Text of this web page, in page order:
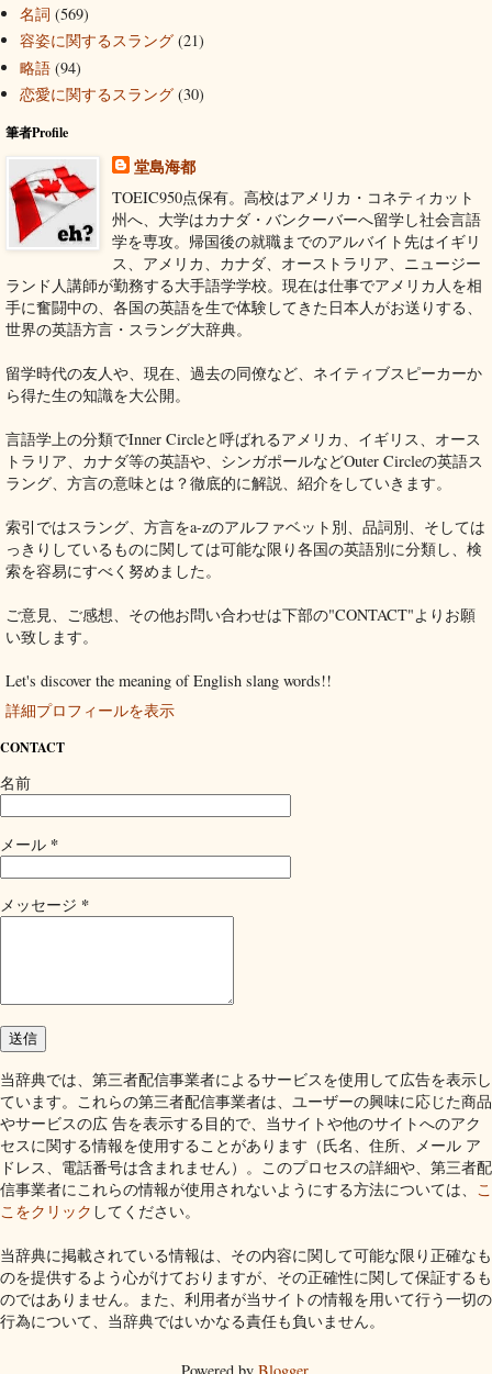
名詞 (569)
容姿に関するスラング (21)
略語 (94)
恋愛に関するスラング (30)
筆者Profile
堂島海都
TOEIC950点保有。高校はアメリカ・コネティカット
州へ、大学はカナダ・バンクーバーへ留学し社会言語
学を専攻。帰国後の就職までのアルバイト先はイギリ
ス、アメリカ、カナダ、オーストラリア、ニュージー
ランド人講師が勤務する大手語学学校。現在は仕事でアメリカ人を相
手に奮闘中の、各国の英語を生で体験してきた日本人がお送りする、
世界の英語方言・スラング大辞典。
留学時代の友人や、現在、過去の同僚など、ネイティブスピーカーか
ら得た生の知識を大公開。
言語学上の分類でInner Circleと呼ばれるアメリカ、イギリス、オース
トラリア、カナダ等の英語や、シンガポールなどOuter Circleの英語ス
ラング、方言の意味とは？徹底的に解説、紹介をしていきます。
索引ではスラング、方言をa-zのアルファベット別、品詞別、そしては
っきりしているものに関しては可能な限り各国の英語別に分類し、検
索を容易にすべく努めました。
ご意見、ご感想、その他お問い合わせは下部の"CONTACT"よりお願
い致します。
Let's discover the meaning of English slang words!!
詳細プロフィールを表示
CONTACT
名前
メール *
メッセージ *
当辞典では、第三者配信事業者によるサービスを使用して広告を表示し
ています。これらの第三者配信事業者は、ユーザーの興味に応じた商品
やサービスの広 告を表示する目的で、当サイトや他のサイトへのアク
セスに関する情報を使用することがあります（氏名、住所、メール ア
ドレス、電話番号は含まれません）。このプロセスの詳細や、第三者配
信事業者にこれらの情報が使用されないようにする方法については、
こ
こをクリック してください。
当辞典に掲載されている情報は、その内容に関して可能な限り正確なも
のを提供するよう心がけておりますが、その正確性に関して保証するも
のではありません。また、利用者が当サイトの情報を用いて行う一切の
行為について、当辞典ではいかなる責任も負いません。